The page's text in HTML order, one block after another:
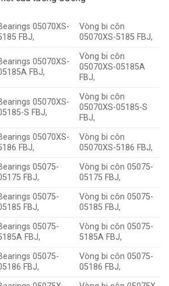
05070XS-
FBJ,
Vòng bi côn
05070XS-5185 FBJ,
05070XS-
FBJ,
Vòng bi côn
05070XS-05185A
FBJ,
05070XS-
S FBJ,
Vòng bi côn
05070XS-05185-S
FBJ,
05070XS-
FBJ,
Vòng bi côn
05070XS-5186 FBJ,
05075-
FBJ,
Vòng bi côn 05075-
05175 FBJ,
05075-
FBJ,
Vòng bi côn 05075-
05185 FBJ,
05075-
FBJ,
Vòng bi côn 05075-
5185A FBJ,
05075-
FBJ,
Vòng bi côn 05075-
05186 FBJ,